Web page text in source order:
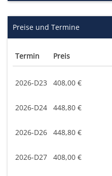
Preise und Termine
Termin Preis
2026-D23 408,00 €
2026-D24 448,80 €
2026-D26 448,80 €
2026-D27 408,00 €